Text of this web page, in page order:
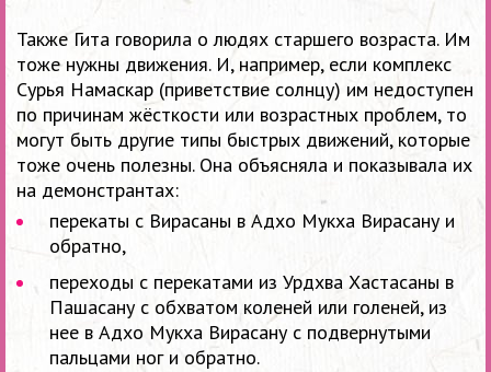
Также Гита говорила о людях старшего возраста. Им
тоже нужны движения. И, например, если комплекс
Сурья Намаскар (приветствие солнцу) им недоступен
по причинам жёсткости или возрастных проблем, то
могут быть другие типы быстрых движений, которые
тоже очень полезны. Она объясняла и показывала их
на демонстрантах:
перекаты с Вирасаны в Адхо Мукха Вирасану и
обратно,
переходы с перекатами из Урдхва Хастасаны в
Пашасану с обхватом коленей или голеней, из
нее в Адхо Мукха Вирасану с подвернутыми
пальцами ног и обратно.